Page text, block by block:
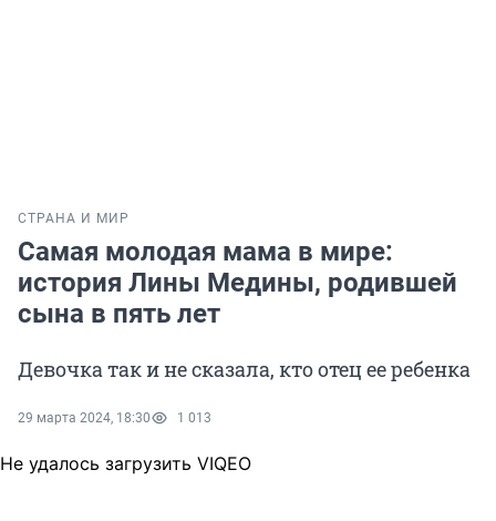
СТРАНА И МИР
Самая молодая мама в мире:
история Лины Медины, родившей
сына в пять лет
Девочка так и не сказала, кто отец ее ребенка
29 марта 2024, 18:30 1 013
Не удалось загрузить VIQEO